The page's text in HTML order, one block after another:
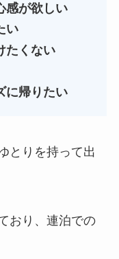
感が欲しい
い
たくない
に帰りたい
とりを持って出
おり、連泊での